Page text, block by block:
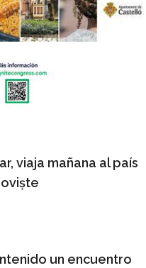
viaja mañana al país
un encuentro